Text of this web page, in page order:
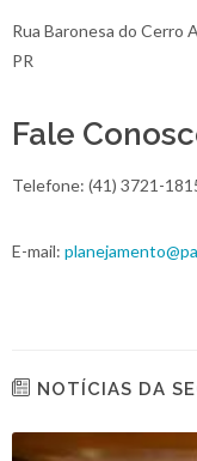
Rua Baronesa do Cerro
PR
Fale
Telefone: (41) 3721-
E-mail:
NOTÍCIAS DA